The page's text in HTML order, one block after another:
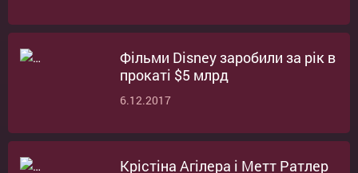
Фільми Disney заробили за рік в
прокаті $5 млрд
6.12.2017
Крістіна Агілера і Метт Ратлер